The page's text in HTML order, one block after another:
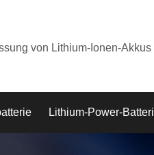
von Lithium-Ionen-Akkus
Lithium-Power-